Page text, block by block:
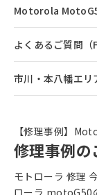
Motorola
よくあるご質問（
市川・本八幡エ
【修理事例】
修理事例の
モトローラ 修理
ローラ motoG50